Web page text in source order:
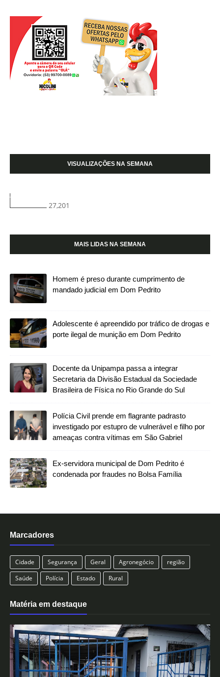
VISUALIZAÇÕES NA SEMANA
27,201
MAIS LIDAS NA SEMANA
Homem é preso durante cumprimento de
mandado judicial em Dom Pedrito
Adolescente é apreendido por tráfico de drogas e
porte ilegal de munição em Dom Pedrito
Docente da Unipampa passa a integrar
Secretaria da Divisão Estadual da Sociedade
Brasileira de Física no Rio Grande do Sul
Polícia Civil prende em flagrante padrasto
investigado por estupro de vulnerável e filho por
ameaças contra vítimas em São Gabriel
Ex-servidora municipal de Dom Pedrito é
condenada por fraudes no Bolsa Família
Marcadores
Cidade Segurança Geral Agronegócio
região
Saúde
Polícia Estado Rural
Matéria em destaque